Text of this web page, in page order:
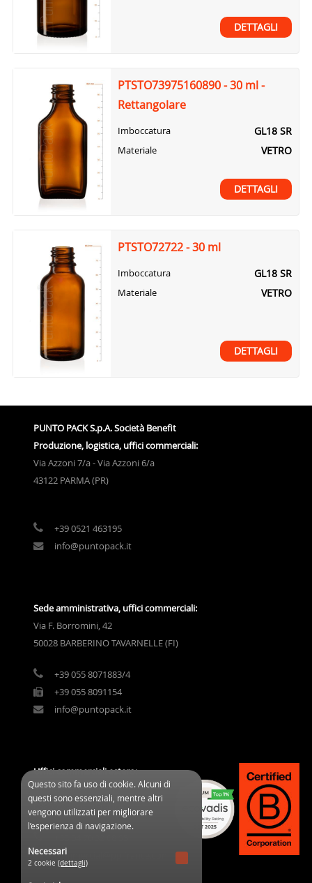
DETTAGLI
PTSTO73975160890 - 30 ml -
Rettangolare
Imboccatura GL18 SR
Materiale VETRO
DETTAGLI
PTSTO72722 - 30 ml
Imboccatura GL18 SR
Materiale VETRO
DETTAGLI
PUNTO PACK S.p.A. Società Benefit
Produzione, logistica, uffici commerciali:
Via Azzoni 7/a - Via Azzoni 6/a
43122 PARMA (PR)
+39 0521 463195
info@puntopack.it
Sede amministrativa, uffici commerciali:
Via F. Borromini, 42
50028 BARBERINO TAVARNELLE (FI)
+39 055 8071883/4
+39 055 8091154
info@puntopack.it
Uffici commerciali estero:
3 Cours des Clos Durs
03800 Gannat (France)
commercial@ppifrance.com
Questo sito fa uso di cookie. Alcuni di
questi sono essenziali, mentre altri
vengono utilizzati per migliorare
l’esperienza di navigazione.
Necessari
2 cookie (dettagli)